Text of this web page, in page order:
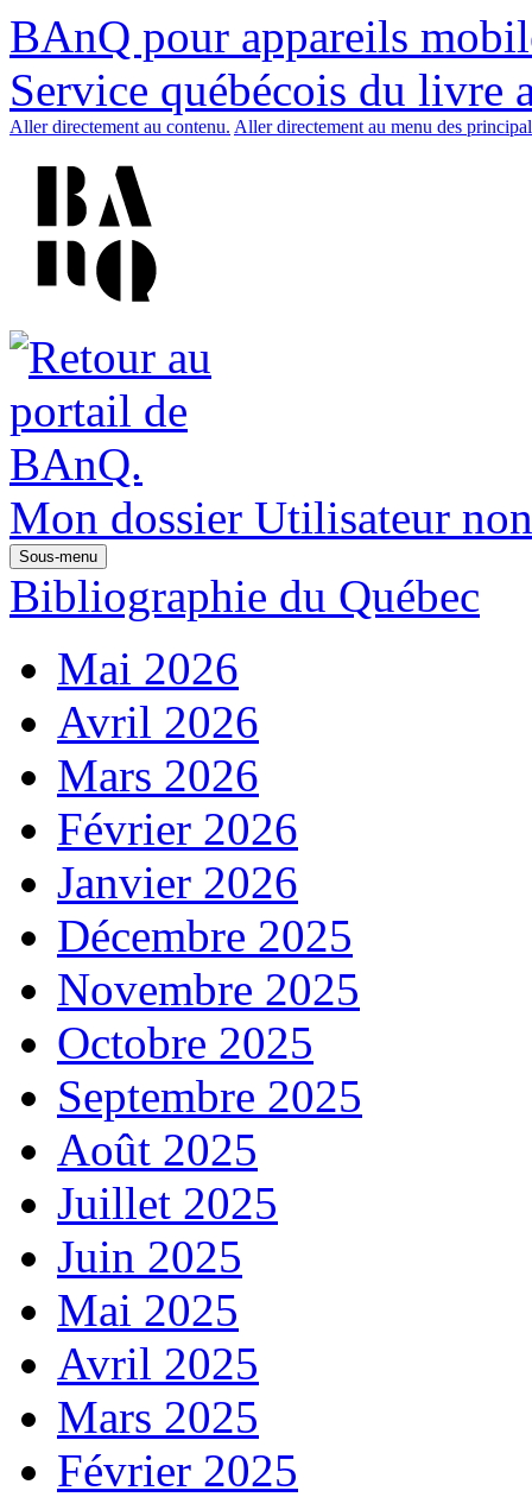
BAnQ pour appareils
Service québécois du livre
Aller directement au contenu. Aller directement au menu des
Mon dossier Utilisateur
Sous-menu
Bibliographie du Québec
Mai 2026
Avril 2026
Mars 2026
Février 2026
Janvier 2026
Décembre 2025
Novembre 2025
Octobre 2025
Septembre 2025
Août 2025
Juillet 2025
Juin 2025
Mai 2025
Avril 2025
Mars 2025
Février 2025